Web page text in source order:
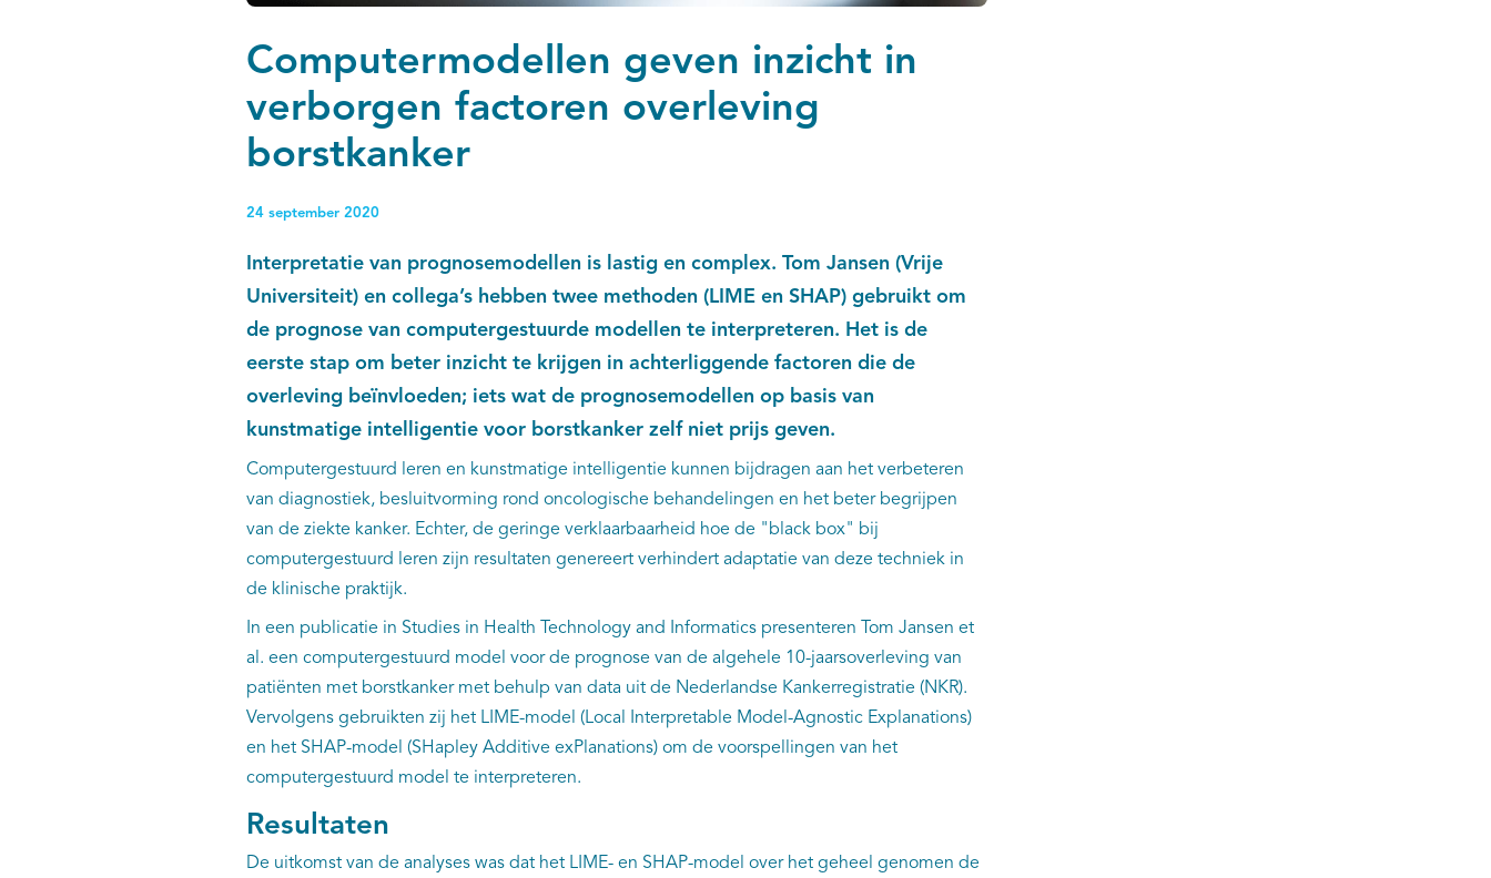
Computermodellen geven inzicht in
verborgen factoren overleving
borstkanker
24 september 2020
Interpretatie van prognosemodellen is lastig en complex. Tom Jansen (Vrije
Universiteit) en collega’s hebben twee methoden (LIME en SHAP) gebruikt om
de prognose van computergestuurde modellen te interpreteren. Het is de
eerste stap om beter inzicht te krijgen in achterliggende factoren die de
overleving beïnvloeden; iets wat de prognosemodellen op basis van
kunstmatige intelligentie voor borstkanker zelf niet prijs geven.
Computergestuurd leren en kunstmatige intelligentie kunnen bijdragen aan het verbeteren
van diagnostiek, besluitvorming rond oncologische behandelingen en het beter begrijpen
van de ziekte kanker. Echter, de geringe verklaarbaarheid hoe de "black box" bij
computergestuurd leren zijn resultaten genereert verhindert adaptatie van deze techniek in
de klinische praktijk.
In een publicatie in Studies in Health Technology and Informatics presenteren Tom Jansen et
al. een computergestuurd model voor de prognose van de algehele 10-jaarsoverleving van
patiënten met borstkanker met behulp van data uit de Nederlandse Kankerregistratie (NKR).
Vervolgens gebruikten zij het LIME-model (Local Interpretable Model-Agnostic Explanations)
en het SHAP-model (SHapley Additive exPlanations) om de voorspellingen van het
computergestuurd model te interpreteren.
Resultaten
De uitkomst van de analyses was dat het LIME- en SHAP-model over het geheel genomen de